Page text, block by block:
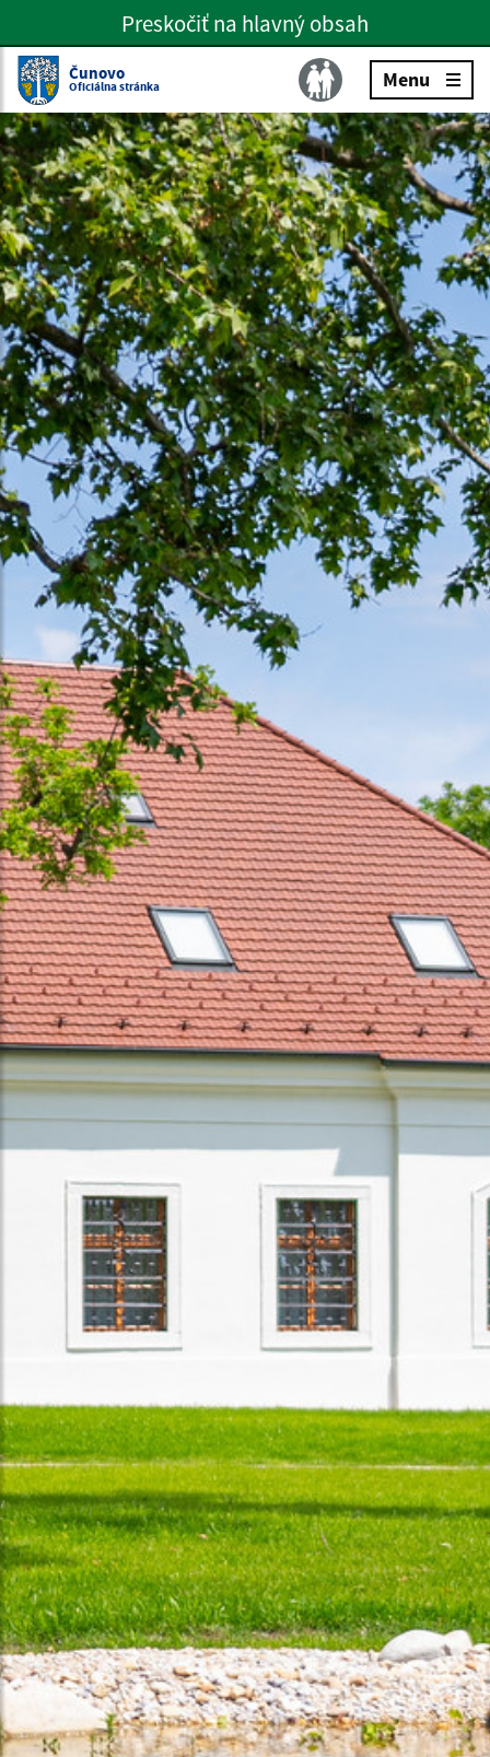
Preskočiť na hlavné menu
Preskočiť na hlavný obsah
Slovenčina
Čunovo
Oficiálna stránka Menu